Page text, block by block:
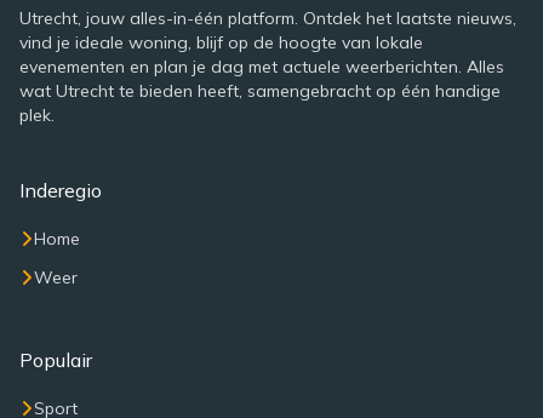
Utrecht, jouw alles-in-één platform. Ontdek het laatste nieuws,
vind je ideale woning, blijf op de hoogte van lokale
evenementen en plan je dag met actuele weerberichten. Alles
wat Utrecht te bieden heeft, samengebracht op één handige
plek.
Inderegio
Home
Weer
Populair
Sport